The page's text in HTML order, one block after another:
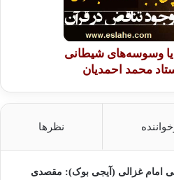
یا وسوسه‌های شیطانی
محمد احمدیان
نظرها
امام غزالی (آیجی بوک): مقصدی